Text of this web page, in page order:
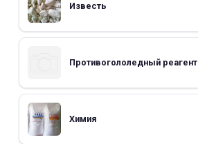
Известь
Противогололедный реагент
Химия